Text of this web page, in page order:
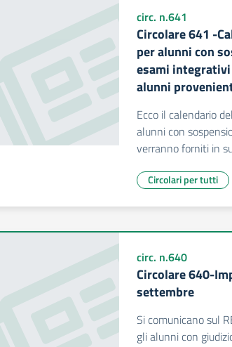
circ. n.641
Circolare 641 -
per alunni con
esami
alunni
Ecco il calendario
alunni con
verranno forniti in
Circolari per tutti
circ. n.640
Circolare 640-
settembre
Si comunicano sul
gli alunni con